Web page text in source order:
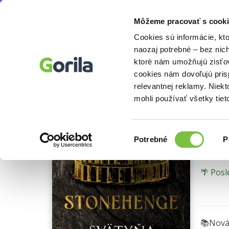
Môžeme pracovať s
Cookies sú informácie,
naozaj potrebné – bez
ktoré nám umožňujú
cookies nám dovoľujú
relevantnej reklamy.
mohli používať všetky
súhlasu
Potrebné
Beletria knihy Sci-fi a fantasy
🌴